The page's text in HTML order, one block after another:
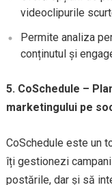
videoclipurile
Permite analiza
conținutul și
5. CoSchedule –
marketingului pe
CoSchedule este un
îți gestionezi
postările, dar și să